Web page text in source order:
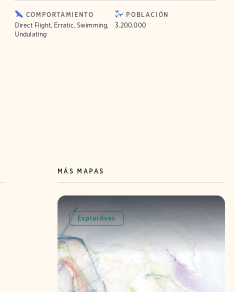
COMPORTAMIENTO
Direct Flight, Erratic, Swimming,
Undulating
POBLACIÓN
3.200.000
MÁS MAPAS
ExplorAves